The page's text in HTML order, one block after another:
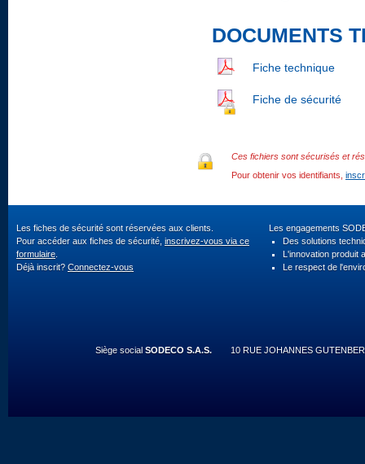
DOCUMENTS
Fiche technique
Fiche de sécurité
Ces fichiers sont sécurisés et
Pour obtenir vos identifiants,
Les fiches de sécurité sont réservées aux clients.
Pour accéder aux fiches de sécurité, inscrivez-vous via ce
formulaire
Déjà inscrit? Connectez-vous
Les engagements
Des solutions
L'innovation produit
Le respect de
Siège social SODECO S.A.S. 10 RUE JOHANNES